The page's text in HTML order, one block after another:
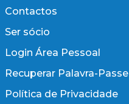
Contactos
Ser sócio
Login Área Pessoal
Recuperar Palavra-Passe
Política de Privacidade